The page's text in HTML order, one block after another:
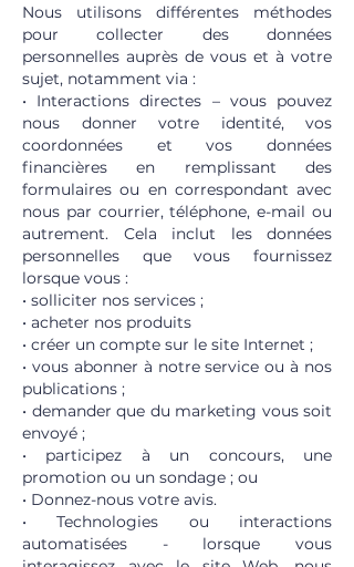
Nous utilisons différentes méthodes
pour collecter des données
personnelles auprès de vous et à votre
sujet, notamment via :
• Interactions directes – vous pouvez
nous donner votre identité, vos
coordonnées et vos données
financières en remplissant des
formulaires ou en correspondant avec
nous par courrier, téléphone, e-mail ou
autrement. Cela inclut les données
personnelles que vous fournissez
lorsque vous :
• solliciter nos services ;
• acheter nos produits
• créer un compte sur le site Internet ;
• vous abonner à notre service ou à nos
publications ;
• demander que du marketing vous soit
envoyé ;
• participez à un concours, une
promotion ou un sondage ; ou
• Donnez-nous votre avis.
• Technologies ou interactions
automatisées - lorsque vous